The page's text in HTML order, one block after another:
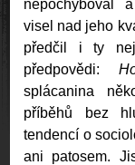
nepochyboval
visel nad jeho
předčil i ty
předpovědi:
splácanina
příběhů bez
tendencí o
ani patosem.